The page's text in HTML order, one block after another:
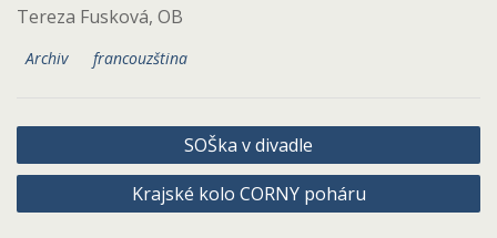
Tereza Fusková, OB
Archiv francouzština
Navigace
pro
SOŠka v divadle
Krajské kolo CORNY poháru